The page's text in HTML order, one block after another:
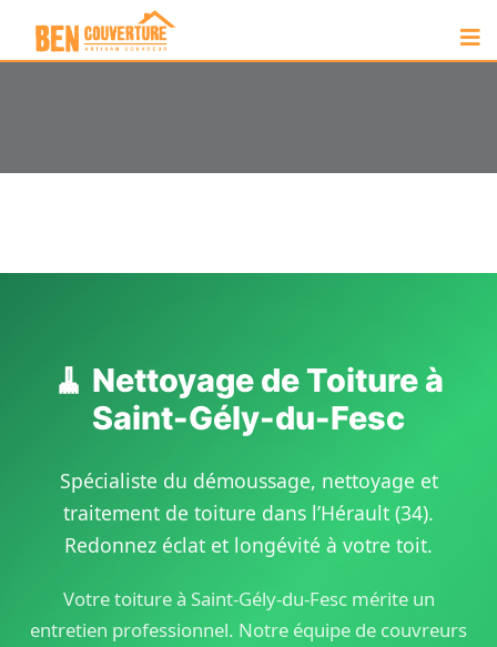
🧹 Nettoyage de Toiture à
Saint-Gély-du-Fesc
Spécialiste du démoussage, nettoyage et
traitement de toiture dans l’Hérault (34).
Redonnez éclat et longévité à votre toit.
Votre toiture à Saint-Gély-du-Fesc mérite un
entretien professionnel. Notre équipe de couvreurs